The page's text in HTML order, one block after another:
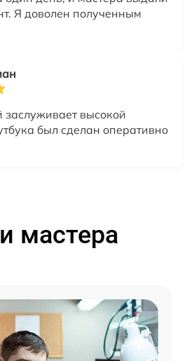
Я доволен полученным
заслуживает высокой
был сделан оперативно
мастера